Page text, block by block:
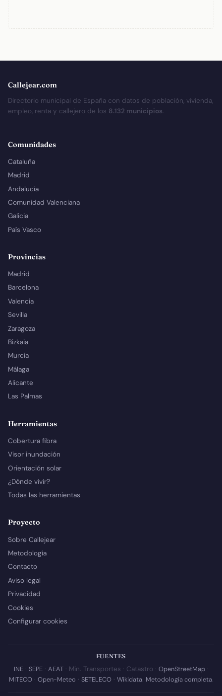
Callejear.com
Directorio municipal de España con datos de población, vivienda,
empleo, renta y callejero de los 8.132 municipios.
Comunidades
Cataluña
Madrid
Andalucía
Comunidad Valenciana
Galicia
País Vasco
Provincias
Madrid
Barcelona
Valencia
Sevilla
Zaragoza
Bizkaia
Murcia
Málaga
Alicante
Las Palmas
Herramientas
Cobertura fibra
Visor inundación
Orientación solar
¿Dónde vivir?
Todas las herramientas
Proyecto
Sobre Callejear
Metodología
Contacto
Aviso legal
Privacidad
Cookies
Configurar cookies
FUENTES
INE· SEPE· AEAT· Min. Transportes · Catastro · OpenStreetMap·
MITECO· Open-Meteo · SETELECO· Wikidata. Metodología completa.